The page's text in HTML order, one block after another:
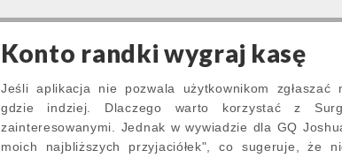
Konto randki wygraj kasę
Jeśli aplikacja nie pozwala użytkownikom zgłaszać
gdzie indziej. Dlaczego warto korzystać z
zainteresowanymi. Jednak w wywiadzie dla GQ
moich najbliższych przyjaciółek", co sugeruje, że